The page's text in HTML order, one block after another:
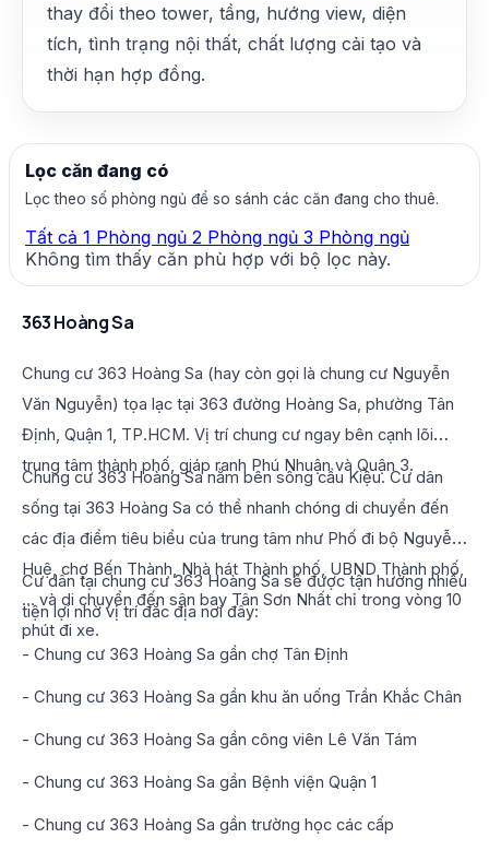
thay đổi theo tower, tầng, hướng view, diện
tích, tình trạng nội thất, chất lượng cải tạo và
thời hạn hợp đồng.
Lọc căn đang có
Lọc theo số phòng ngủ để so sánh các căn đang cho thuê.
Tất cả 1 Phòng ngủ 2 Phòng ngủ 3 Phòng ngủ
Không tìm thấy căn phù hợp với bộ lọc này.
363 Hoàng Sa
Chung cư 363 Hoàng Sa (hay còn gọi là chung cư Nguyễn
Văn Nguyễn) tọa lạc tại 363 đường Hoàng Sa, phường Tân
Định, Quận 1, TP.HCM. Vị trí chung cư ngay bên cạnh lõi
trung tâm thành phố, giáp ranh Phú Nhuận và Quận 3.
Chung cư 363 Hoàng Sa nằm bên sông cầu Kiệu. Cư dân
sống tại 363 Hoàng Sa có thể nhanh chóng di chuyển đến
các địa điểm tiêu biểu của trung tâm như Phố đi bộ Nguyễn
Huệ, chợ Bến Thành, Nhà hát Thành phố, UBND Thành phố,
… và di chuyển đến sân bay Tân Sơn Nhất chỉ trong vòng 10
phút đi xe.
Cư dân tại chung cư 363 Hoàng Sa sẽ được tận hưởng nhiều
tiện lợi nhờ vị trí đắc địa nơi đây:
- Chung cư 363 Hoàng Sa gần chợ Tân Định
- Chung cư 363 Hoàng Sa gần khu ăn uống Trần Khắc Chân
- Chung cư 363 Hoàng Sa gần công viên Lê Văn Tám
- Chung cư 363 Hoàng Sa gần Bệnh viện Quận 1
- Chung cư 363 Hoàng Sa gần trường học các cấp